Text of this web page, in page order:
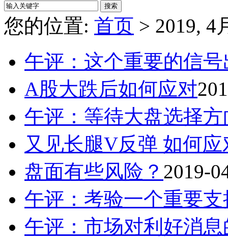
您的位置: 首页 > 2019, 4
午评：这个重要的信
A股大跌后如何应对
午评：等待大盘选择方
又见长腿V反弹 如何应
盘面有些风险？ 2019-
午评：考验一个重要支
午评：市场对利好消